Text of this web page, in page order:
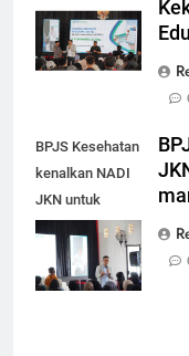
BPJS Kesehatan
kenalkan NADI
JKN untuk
mudahkan
peserta mandiri
bayar iuran